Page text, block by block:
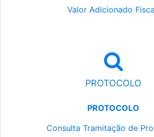
Valor Adicionado
PROTOCOLO
PROTOCOLO
Consulta Tramitação de